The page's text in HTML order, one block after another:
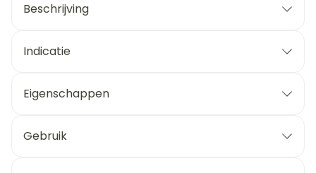
Beschrijving
Indicatie
Eigenschappen
Gebruik